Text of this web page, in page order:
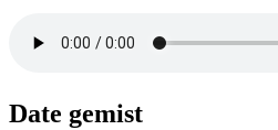
Date gemist